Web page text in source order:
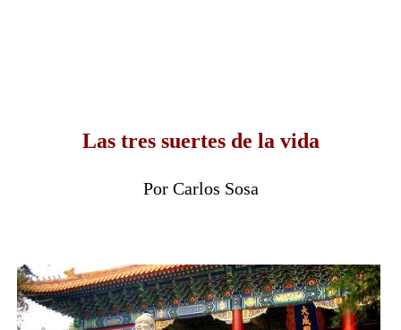
Las tres suertes de la vida
Por Carlos Sosa